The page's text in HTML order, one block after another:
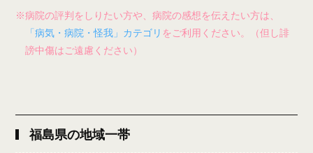
※病院の評判をしりたい方や、病院の感想を伝えたい方は、
「病気・病院・怪我」カテゴリ をご利用ください。（但し誹
謗中傷はご遠慮ください）
福島県の地域一帯